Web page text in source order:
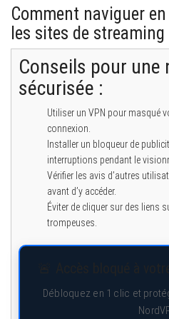
Comment naviguer
les sites de
Conseils pour une
sécurisée :
Utiliser un VPN pour masqué
connexion.
Installer un bloqueur de
interruptions pendant le
Vérifier les avis d’autres
avant d’y accéder.
Éviter de cliquer sur des liens
trompeuses.
Débloquez en 1 clic et